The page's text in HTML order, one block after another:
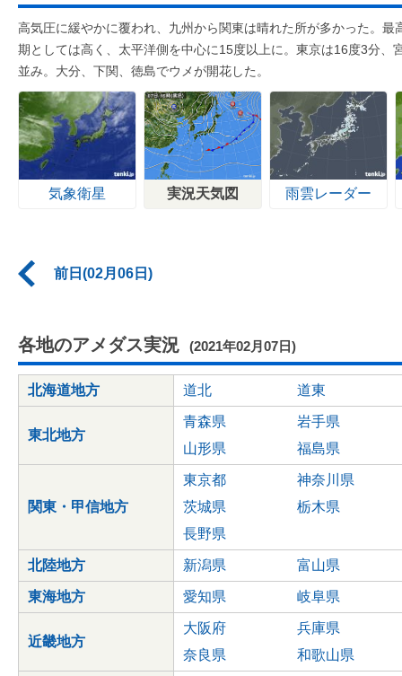
高気圧に緩やかに覆われ、九州から関東は晴れた所が多かった。
期としては高く、太平洋側を中心に15度以上に。東京は16度3分、
並み。大分、下関、徳島でウメが開花した。
気象衛星 実況天気図 雨雲レーダー
前日(02月06日)
各地のアメダス実況 (2021年02月07日)
北海道地方 道北 道東
東北地方
青森県
岩手県
山形県
福島県
関東・甲信地方
東京都
神奈川県
茨城県
栃木県
長野県
北陸地方 新潟県 富山県
東海地方 愛知県 岐阜県
近畿地方
大阪府
兵庫県
奈良県
和歌山県